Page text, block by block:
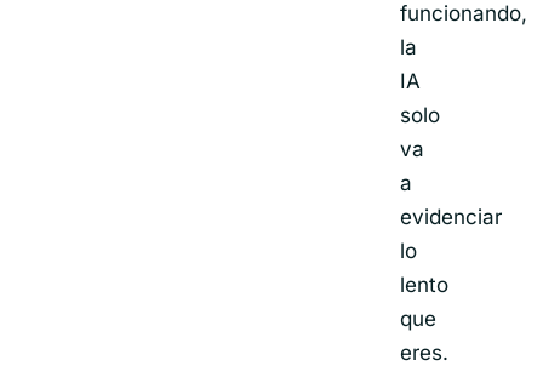
funcionando,
la
IA
solo
va
a
evidenciar
lo
lento
que
eres.